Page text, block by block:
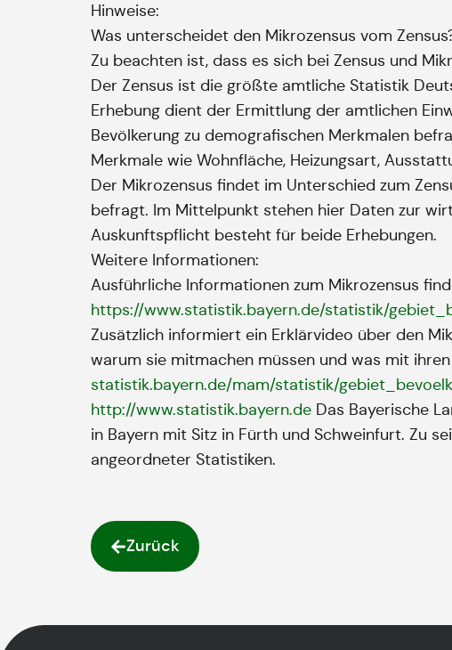
Hinweise:
Was unterscheidet den Mikrozensus vom
Zu beachten ist, dass es sich bei Zensus und
Der Zensus ist die größte amtliche Statistik
Erhebung dient der Ermittlung der amtlichen
Bevölkerung zu demografischen Merkmalen
Merkmale wie Wohnfläche, Heizungsart,
Der Mikrozensus findet im Unterschied zum
befragt. Im Mittelpunkt stehen hier Daten zur
Auskunftspflicht besteht für beide Erhebungen.
Weitere Informationen:
Ausführliche Informationen zum Mikrozensus
https://www.statistik.bayern.de/statistik/
Zusätzlich informiert ein Erklärvideo über den
warum sie mitmachen müssen und was mit
statistik.bayern.de/mam/statistik/
http://www.statistik.bayern.de Das Bayerische
in Bayern mit Sitz in Fürth und Schweinfurt. Zu
angeordneter Statistiken.
Zurück